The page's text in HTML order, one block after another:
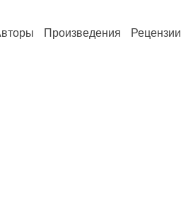
Произведения Рецензии